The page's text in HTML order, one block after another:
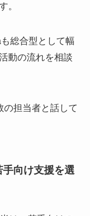
。
総合型として幅
動の流れを相談
の担当者と話して
向け支援を選